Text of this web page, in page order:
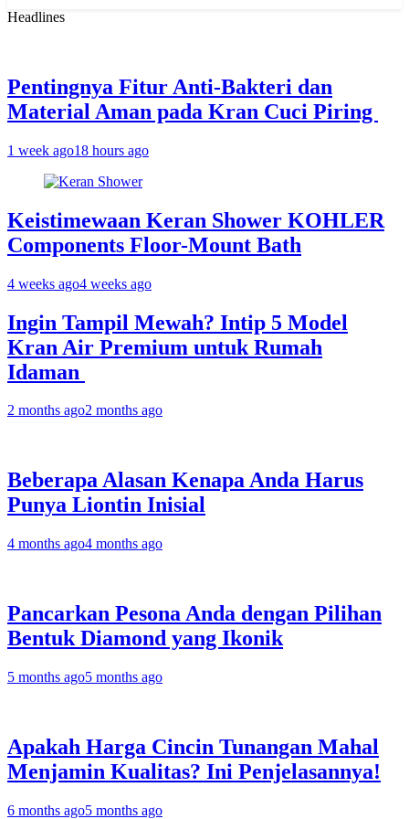
for:
Headlines
Pentingnya Fitur Anti-Bakteri dan
Material Aman pada Kran Cuci Piring
1 week ago18 hours ago
Keistimewaan Keran Shower KOHLER
Components Floor-Mount Bath
4 weeks ago4 weeks ago
Ingin Tampil Mewah? Intip 5 Model
Kran Air Premium untuk Rumah
Idaman
2 months ago2 months ago
Beberapa Alasan Kenapa Anda Harus
Punya Liontin Inisial
4 months ago4 months ago
Pancarkan Pesona Anda dengan Pilihan
Bentuk Diamond yang Ikonik
5 months ago5 months ago
Apakah Harga Cincin Tunangan Mahal
Menjamin Kualitas? Ini Penjelasannya!
6 months ago5 months ago